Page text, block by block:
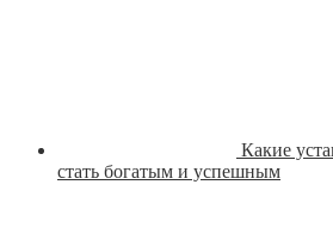
Какие
стать богатым и успешным